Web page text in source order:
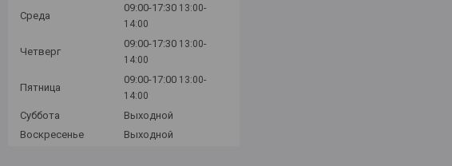
Среда
09:00-17:30 13:00-
14:00
Четверг
09:00-17:30 13:00-
14:00
Пятница
09:00-17:00 13:00-
14:00
Суббота
Выходной
Воскресенье
Выходной